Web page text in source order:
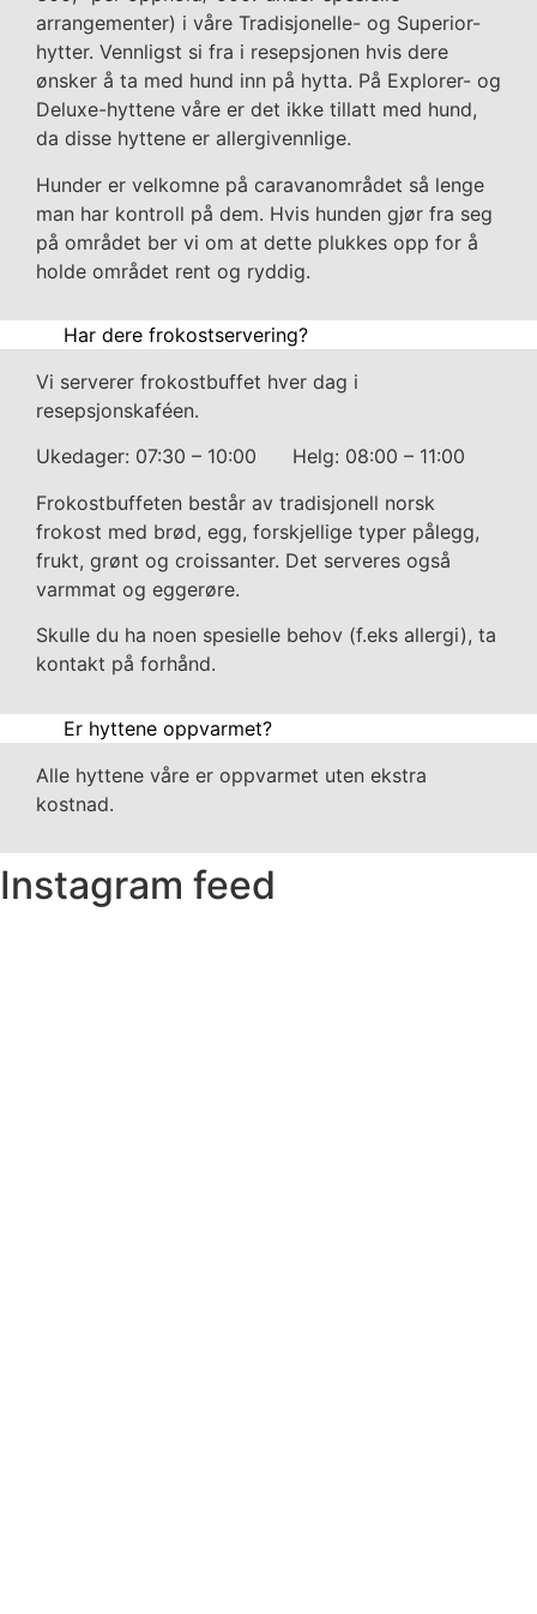
arrangementer) i våre Tradisjonelle- og Superior-
hytter. Vennligst si fra i resepsjonen hvis dere
ønsker å ta med hund inn på hytta. På Explorer- og
Deluxe-hyttene våre er det ikke tillatt med hund,
da disse hyttene er allergivennlige.
Hunder er velkomne på caravanområdet så lenge
man har kontroll på dem. Hvis hunden gjør fra seg
på området ber vi om at dette plukkes opp for å
holde området rent og ryddig.
Har dere frokostservering?
Vi serverer frokostbuffet hver dag i
resepsjonskaféen.
Ukedager: 07:30 – 10:00 Helg: 08:00 – 11:00
Frokostbuffeten består av tradisjonell norsk
frokost med brød, egg, forskjellige typer pålegg,
frukt, grønt og croissanter. Det serveres også
varmmat og eggerøre.
Skulle du ha noen spesielle behov (f.eks allergi), ta
kontakt på forhånd.
Er hyttene oppvarmet?
Alle hyttene våre er oppvarmet uten ekstra
kostnad.
Instagram feed